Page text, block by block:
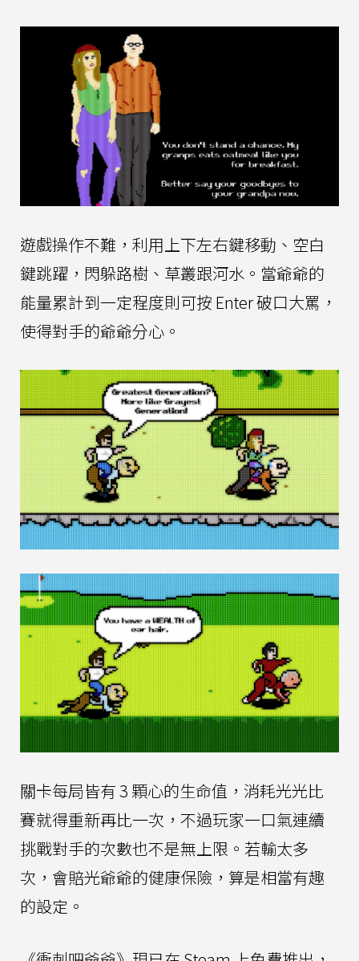
遊戲操作不難，利用上下左右鍵移動、空白
鍵跳躍，閃躲路樹、草叢跟河水。當爺爺的
能量累計到一定程度則可按 Enter 破口大罵，
使得對手的爺爺分心。
關卡每局皆有 3 顆心的生命值，消耗光光比
賽就得重新再比一次，不過玩家一口氣連續
挑戰對手的次數也不是無上限。若輸太多
次，會賠光爺爺的健康保險，算是相當有趣
的設定。